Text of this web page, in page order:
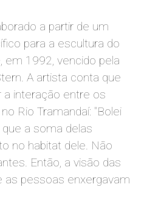
a partir de um
para a escultura do
em 1992, vencido pela
A artista conta que
a interação entre os
Rio Tramandaí: "Bolei
a soma delas
no habitat dele. Não
Então, a visão das
pessoas enxergavam